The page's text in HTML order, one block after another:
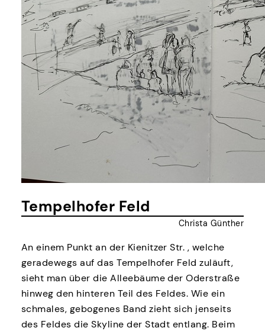
Tempelhofer Feld
Christa Günther
An einem Punkt an der Kienitzer Str. , welche
geradewegs auf das Tempelhofer Feld zuläuft,
sieht man über die Alleebäume der Oderstraße
hinweg den hinteren Teil des Feldes. Wie ein
schmales, gebogenes Band zieht sich jenseits
des Feldes die Skyline der Stadt entlang. Beim